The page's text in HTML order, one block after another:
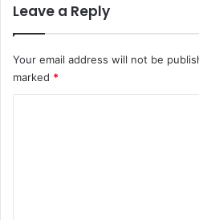
Leave a Reply
Your email address will not be
marked *